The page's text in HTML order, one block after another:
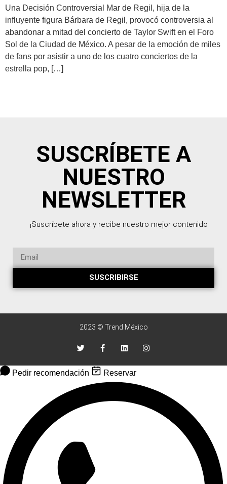
Una Decisión Controversial Mar de Regil, hija de la
influyente figura Bárbara de Regil, provocó controversia al
abandonar a mitad del concierto de Taylor Swift en el Foro
Sol de la Ciudad de México. A pesar de la emoción de miles
de fans por asistir a uno de los cuatro conciertos de la
estrella pop, […]
SUSCRÍBETE A
NUESTRO
NEWSLETTER
¡Suscríbete ahora y recibe nuestro mejor contenido
SUSCRIBIRSE
2023 © Trend México
Pedir recomendación Reservar